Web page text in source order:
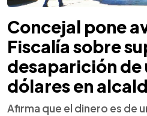
Concejal pone
Fiscalía sobre
desaparición de
dólares en
Afirma que el dinero es de